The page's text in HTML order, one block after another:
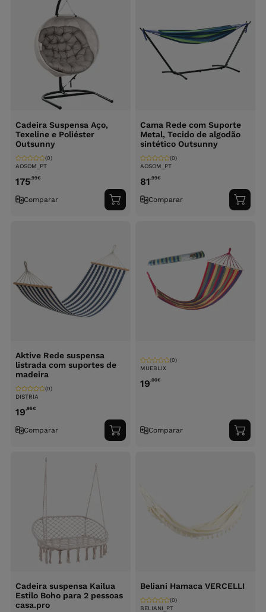
Cadeira Suspensa Aço,
Texeline e Poliéster
Outsunny
AOSOM_PT
(0)
175,99€
Comparar
Adicionar
ao
Cama Rede com Suporte
Metal, Tecido de algodão
sintético Outsunny
AOSOM_PT
(0)
81,99€
Comparar
ao
Aktive Rede suspensa
listrada com suportes de
madeira
DISTRIA
(0)
19,95€
Comparar
Adicionar
ao
MUEBLIX
(0)
19,00€
Comparar
ao
Cadeira suspensa Kailua
Estilo Boho para 2 pessoas
casa.pro
Beliani Hamaca VERCELLI
BELIANI_PT
(0)